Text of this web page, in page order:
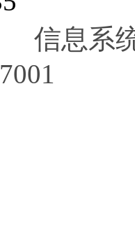
信息系